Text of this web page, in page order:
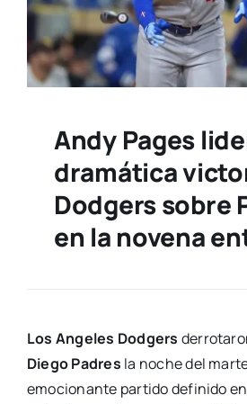
Andy Pages
dramática
Dodgers sobre
en la novena
Los Angeles Dodgers
Diego Padres la noche del
emocionante partido definido